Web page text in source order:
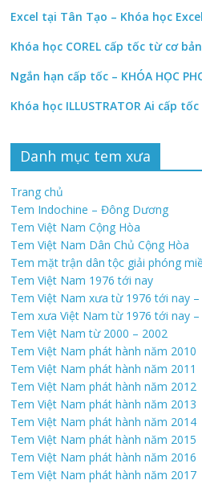
Excel tại Tân Tạo – Khóa học
Khóa học COREL cấp tốc từ cơ
Ngắn hạn cấp tốc – KHÓA HỌC
Khóa học ILLUSTRATOR Ai cấp
Danh mục tem xưa
Trang chủ
Tem Indochine – Đông Dương
Tem Việt Nam Cộng Hòa
Tem Việt Nam Dân Chủ Cộng Hòa
Tem mặt trận dân tộc giải phóng
Tem Việt Nam 1976 tới nay
Tem Việt Nam xưa từ 1976 tới nay –
Tem xưa Việt Nam từ 1976 tới nay –
Tem Việt Nam từ 2000 – 2002
Tem Việt Nam phát hành năm 2010
Tem Việt Nam phát hành năm 2011
Tem Việt Nam phát hành năm 2012
Tem Việt Nam phát hành năm 2013
Tem Việt Nam phát hành năm 2014
Tem Việt Nam phát hành năm 2015
Tem Việt Nam phát hành năm 2016
Tem Việt Nam phát hành năm 2017